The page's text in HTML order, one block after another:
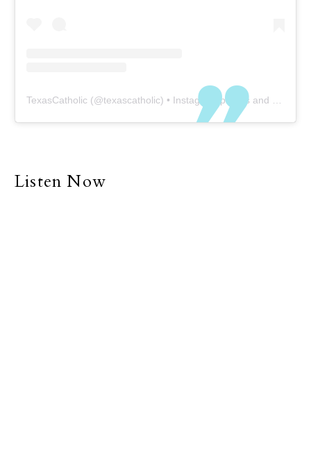
TexasCatholic (@texascatholic) • Instagram photos and videos
Listen Now